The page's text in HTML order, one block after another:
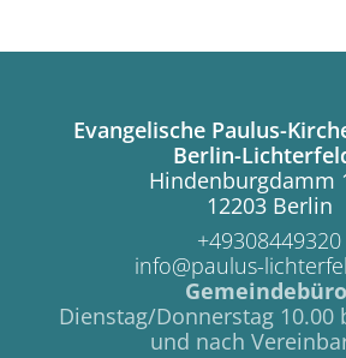
Evangelische Paulus-
Berlin-
Hindenburgdamm
12203 Berlin
+49308449320
info@paulus-
Dienstag/Donnerstag 10.00
und nach